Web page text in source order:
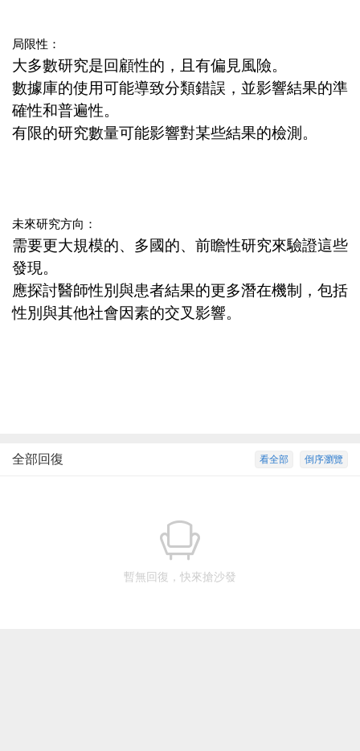
局限性：
大多數研究是回顧性的，且有偏見風險。
數據庫的使用可能導致分類錯誤，並影響結果的準
確性和普遍性。
有限的研究數量可能影響對某些結果的檢測。
未來研究方向：
需要更大規模的、多國的、前瞻性研究來驗證這些
發現。
應探討醫師性別與患者結果的更多潛在機制，包括
性別與其他社會因素的交叉影響。
倒序瀏覽
看全部
全部回復
暫無回復，快來搶沙發